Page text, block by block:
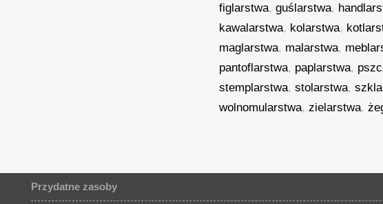
figlarstwa,guślarstwa,
kawalarstwa, kolarstwa,
maglarstwa, malarstwa,
pantoflarstwa, paplarstwa,
stemplarstwa,stolarstwa,
wolnomularstwa,zielarstwa,
Przydatne zasoby